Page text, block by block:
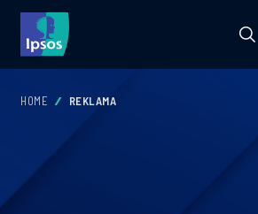
HOME REKLAMA